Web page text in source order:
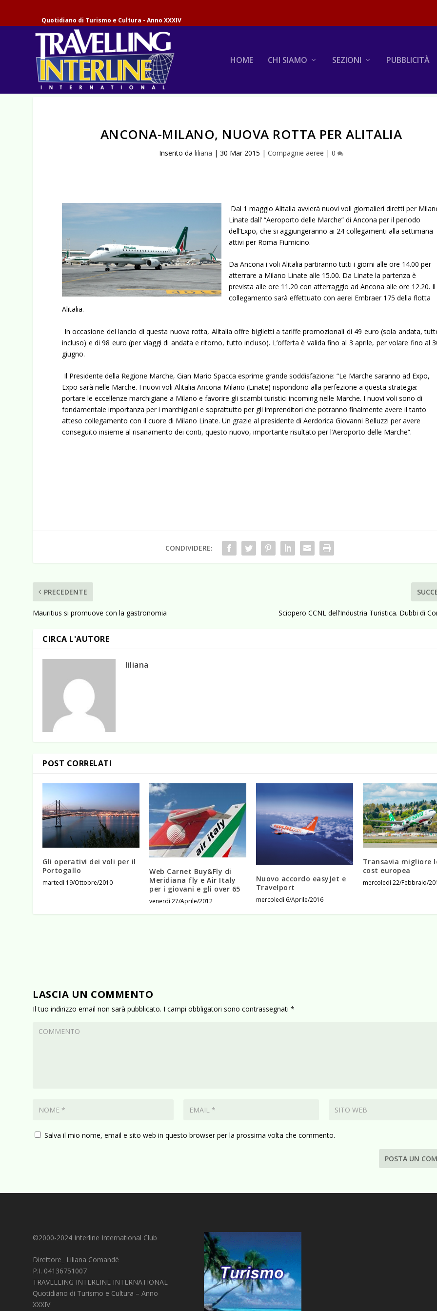
Quotidiano di Turismo e Cultura - Anno XXXIV
HOME CHI SIAMO SEZIONI PUBBLICITÀ
ANCONA-MILANO, NUOVA ROTTA PER ALITALIA
Inserito da liliana | 30 Mar 2015 | Compagnie aeree | 0
Dal 1 maggio Alitalia avvierà nuovi voli giornalieri diretti per
Linate dall’ “Aeroporto delle Marche” di Ancona per il periodo
dell’Expo, che si aggiungeranno ai 24 collegamenti alla settimana
attivi per Roma Fiumicino.
Da Ancona i voli Alitalia partiranno tutti i giorni alle ore 14.00 per
atterrare a Milano Linate alle 15.00. Da Linate la partenza è
prevista alle ore 11.20 con atterraggio ad Ancona alle ore 12.20. Il
collegamento sarà effettuato con aerei Embraer 175 della flotta
Alitalia.
In occasione del lancio di questa nuova rotta, Alitalia offre biglietti a tariffe promozionali di 49 euro (sola andata,
incluso) e di 98 euro (per viaggi di andata e ritorno, tutto incluso). L’offerta è valida fino al 3 aprile, per volare fino al
giugno.
Il Presidente della Regione Marche, Gian Mario Spacca esprime grande soddisfazione: “Le Marche saranno ad Expo,
Expo sarà nelle Marche. I nuovi voli Alitalia Ancona-Milano (Linate) rispondono alla perfezione a questa strategia:
portare le eccellenze marchigiane a Milano e favorire gli scambi turistici incoming nelle Marche. I nuovi voli sono di
fondamentale importanza per i marchigiani e soprattutto per gli imprenditori che potranno finalmente avere il tanto
atteso collegamento con il cuore di Milano Linate. Un grazie al presidente di Aerdorica Giovanni Belluzzi per avere
conseguito insieme al risanamento dei conti, questo nuovo, importante risultato per l’Aeroporto delle Marche”.
CONDIVIDERE:
PRECEDENTE
Mauritius si promuove con la gastronomia Sciopero CCNL dell’Industria Turistica. Dubbi di
CIRCA L'AUTORE
liliana
POST CORRELATI
Gli operativi dei voli per il
Portogallo
martedì 19/Ottobre/2010
Web Carnet Buy&Fly di
Meridiana fly e Air Italy
per i giovani e gli over 65
venerdì 27/Aprile/2012
Nuovo accordo easyJet e
Travelport
mercoledì 6/Aprile/2016
Transavia migliore
cost europea
mercoledì 22/Febbraio/
LASCIA UN COMMENTO
Il tuo indirizzo email non sarà pubblicato. I campi obbligatori sono contrassegnati*
Salva il mio nome, email e sito web in questo browser per la prossima volta che commento.
©2000-2024 Interline International Club
Direttore_ Liliana Comandè
P.I. 04136751007
TRAVELLING INTERLINE INTERNATIONAL
Quotidiano di Turismo e Cultura – Anno
XXXIV